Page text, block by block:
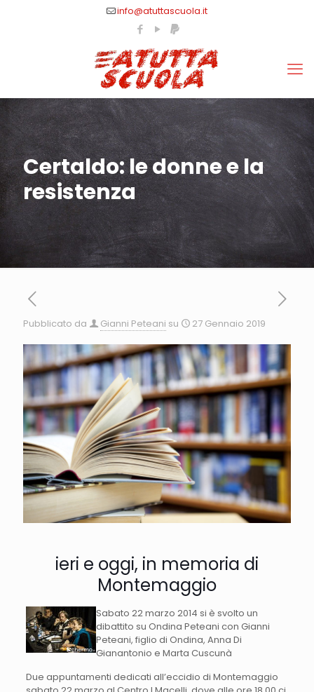
info@atuttascuola.it
Certaldo: le donne e la
resistenza
Pubblicato da Gianni Peteani su 27 Gennaio 2019
ieri e oggi, in memoria di
Montemaggio
Sabato 22 marzo 2014 si è svolto un
dibattito su Ondina Peteani con Gianni
Peteani, figlio di Ondina, Anna Di
Gianantonio e Marta Cuscunà
Due appuntamenti dedicati all’eccidio di Montemaggio